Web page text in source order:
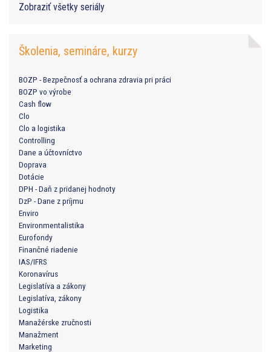
Zobraziť všetky seriály
Školenia, semináre, kurzy
BOZP - Bezpečnosť a ochrana zdravia pri práci
BOZP vo výrobe
Cash flow
Clo
Clo a logistika
Controlling
Dane a účtovníctvo
Doprava
Dotácie
DPH - Daň z pridanej hodnoty
DzP - Dane z príjmu
Enviro
Environmentalistika
Eurofondy
Finančné riadenie
IAS/IFRS
Koronavírus
Legislatíva a zákony
Legislatíva, zákony
Logistika
Manažérske zručnosti
Manažment
Marketing